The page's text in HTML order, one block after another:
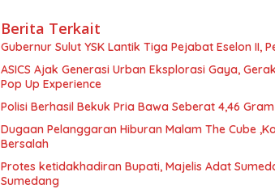
Berita Terkait
Gubernur Sulut YSK Lantik Tiga Pejabat
ASICS Ajak Generasi Urban Eksplorasi Gaya,
Pop Up Experience
Polisi Berhasil Bekuk Pria Bawa Seberat 4,46
Dugaan Pelanggaran Hiburan Malam The Cube
Bersalah
Protes ketidakhadiran Bupati, Majelis Adat
Sumedang